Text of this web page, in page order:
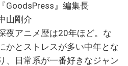
『GoodsPress』編集長
山剛介
夜アニメ歴は20年ほど。な
かとストレスが多い中年とな
、日常系が一番好きなジャン